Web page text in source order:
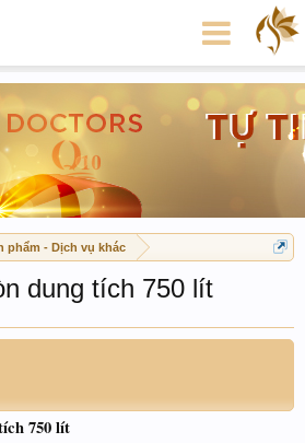
phẩm - Dịch vụ khác
dung tích 750 lít
750 lít